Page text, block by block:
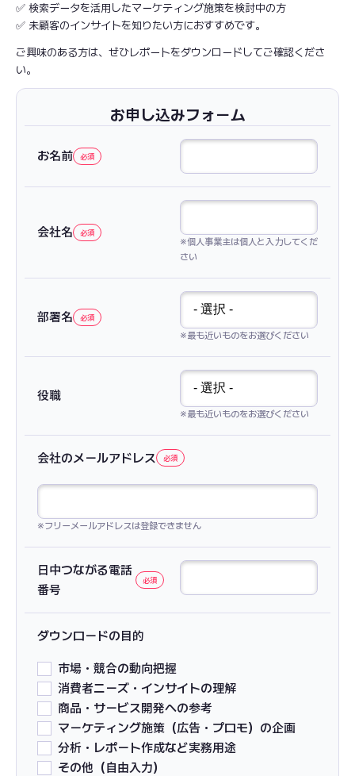
✅ 検索データを活用したマーケティング施策を検討中の方
✅ 未顧客のインサイトを知りたい方におすすめです。
ご興味のある方は、ぜひレポートをダウンロードしてご確認くださ
い。
お申し込みフォーム
お名前
会社名
※個人事業主は個人と入力してくだ
さい
部署名
※最も近いものをお選びください
役職
※最も近いものをお選びください
会社のメールアドレス
※フリーメールアドレスは登録できません
日中つながる電話
番号
ダウンロードの目的
市場・競合の動向把握
消費者ニーズ・インサイトの理解
商品・サービス開発への参考
マーケティング施策（広告・プロモ）の企画
分析・レポート作成など実務用途
その他（自由入力）